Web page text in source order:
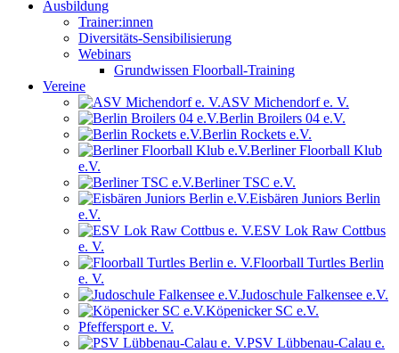
Ausbildung
Trainer:innen
Diversitäts-Sensibilisierung
Webinars
Grundwissen Floorball-Training
Vereine
ASV Michendorf e. V.
Berlin Broilers 04 e.V.
Berlin Rockets e.V.
Berliner Floorball Klub
e.V.
Berliner TSC e.V.
Eisbären Juniors Berlin
e.V.
ESV Lok Raw Cottbus
e. V.
Floorball Turtles Berlin
e. V.
Judoschule Falkensee e.V.
Köpenicker SC e.V.
Pfeffersport e. V.
PSV Lübbenau-Calau e.